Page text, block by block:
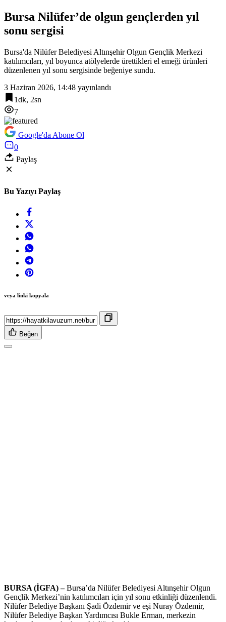
Bursa Nilüfer’de olgun gençlerden yıl
sonu sergisi
Bursa'da Nilüfer Belediyesi Altınşehir Olgun Gençlik Merkezi
katılımcıları, yıl boyunca atölyelerde ürettikleri el emeği ürünleri
düzenlenen yıl sonu sergisinde beğeniye sundu.
3 Haziran 2026, 14:48 yayınlandı
1dk, 2sn
7
Google'da Abone Ol
0
Paylaş
Bu Yazıyı Paylaş
veya linki kopyala
Beğen
BURSA (İGFA) –Bursa’da Nilüfer Belediyesi Altınşehir Olgun
Gençlik Merkezi’nin katılımcıları için yıl sonu etkinliği düzenlendi.
Nilüfer Belediye Başkanı Şadi Özdemir ve eşi Nuray Özdemir,
Nilüfer Belediye Başkan Yardımcısı Bukle Erman, merkezin